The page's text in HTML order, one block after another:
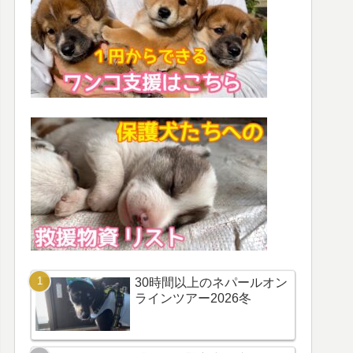
30時間以上のネパールオン
ラインツアー2026冬